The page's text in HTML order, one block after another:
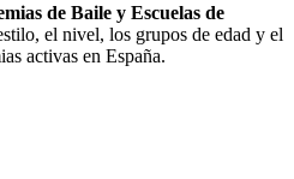
de Baile y Escuelas de
el nivel, los grupos de edad y el
activas en España.